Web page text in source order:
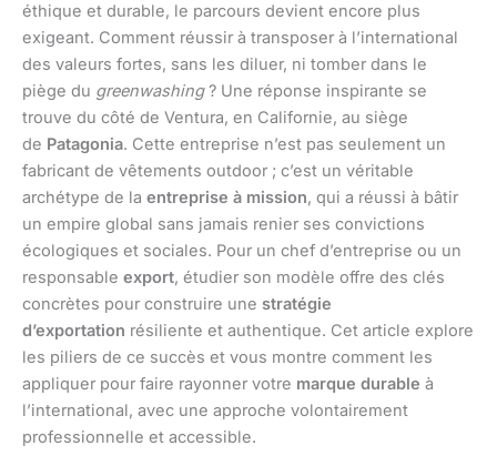
éthique et durable, le parcours devient encore plus
exigeant. Comment réussir à transposer à l’international
des valeurs fortes, sans les diluer, ni tomber dans le
piège du greenwashing? Une réponse inspirante se
trouve du côté de Ventura, en Californie, au siège
de Patagonia. Cette entreprise n’est pas seulement un
fabricant de vêtements outdoor ; c’est un véritable
archétype de la entreprise à mission, qui a réussi à bâtir
un empire global sans jamais renier ses convictions
écologiques et sociales. Pour un chef d’entreprise ou un
responsable export, étudier son modèle offre des clés
concrètes pour construire une stratégie
d’exportation résiliente et authentique. Cet article explore
les piliers de ce succès et vous montre comment les
appliquer pour faire rayonner votre marque durable à
l’international, avec une approche volontairement
professionnelle et accessible.